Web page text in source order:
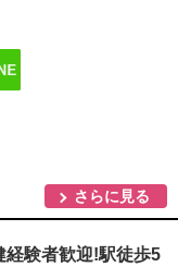
さらに見る
経験者歓迎!駅徒歩5